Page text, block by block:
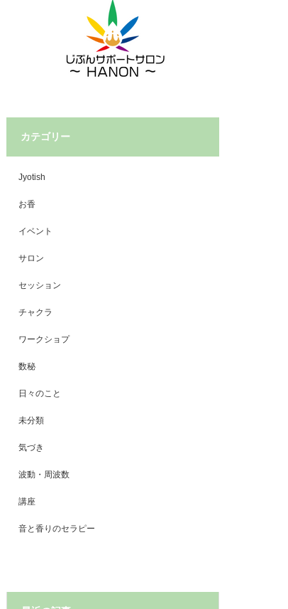
カテゴリー
Jyotish
お香
イベント
サロン
セッション
チャクラ
ワークショプ
数秘
日々のこと
未分類
気づき
波動・周波数
講座
音と香りのセラピー